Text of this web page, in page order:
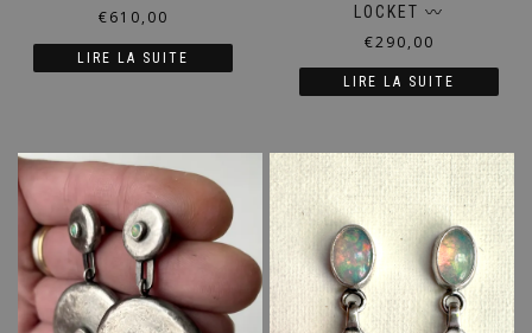
€610,00
LIRE LA SUITE
LOCKET 〰️
€290,00
LIRE LA SUITE